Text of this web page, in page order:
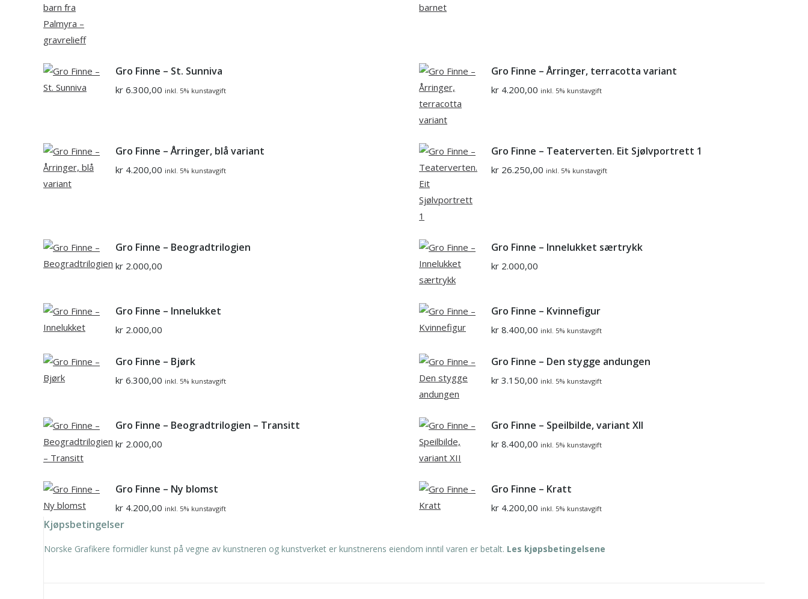
Gro Finne – St. Sunniva
kr 6.300,00 inkl. 5% kunstavgift
Gro Finne – Årringer, terracotta variant
kr 4.200,00 inkl. 5% kunstavgift
Gro Finne – Årringer, blå variant
kr 4.200,00 inkl. 5% kunstavgift
Gro Finne – Teaterverten. Eit Sjølvportrett 1
kr 26.250,00 inkl. 5% kunstavgift
Gro Finne – Beogradtrilogien
kr 2.000,00
Gro Finne – Innelukket særtrykk
kr 2.000,00
Gro Finne – Innelukket
kr 2.000,00
Gro Finne – Kvinnefigur
kr 8.400,00 inkl. 5% kunstavgift
Gro Finne – Bjørk
kr 6.300,00 inkl. 5% kunstavgift
Gro Finne – Den stygge andungen
kr 3.150,00 inkl. 5% kunstavgift
Gro Finne – Beogradtrilogien – Transitt
kr 2.000,00
Gro Finne – Speilbilde, variant XII
kr 8.400,00 inkl. 5% kunstavgift
Gro Finne – Ny blomst
kr 4.200,00 inkl. 5% kunstavgift
Gro Finne – Kratt
kr 4.200,00 inkl. 5% kunstavgift
Kjøpsbetingelser
Norske Grafikere formidler kunst på vegne av kunstneren og kunstverket er kunstnerens eiendom inntil varen er betalt. Les kjøpsbetingelsene